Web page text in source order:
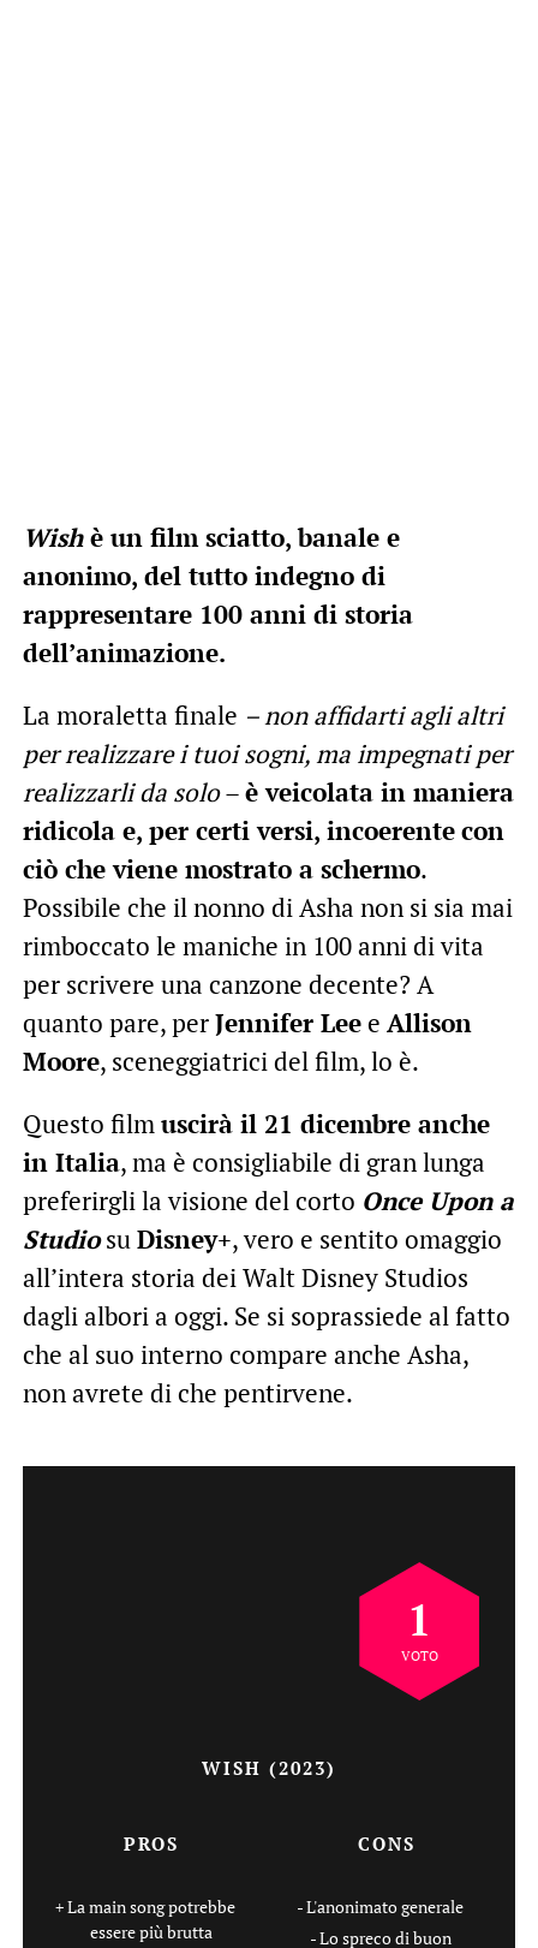
Wishè un film sciatto, banale e
anonimo, del tutto indegno di
rappresentare 100 anni di storia
dell’animazione.
La moraletta finale – non affidarti agli altri
per realizzare i tuoi sogni, ma impegnati per
realizzarli da solo–è veicolata in maniera
ridicola e, per certi versi, incoerentecon
ciò che viene mostrato a schermo.
Possibile che il nonno di Asha non si sia mai
rimboccato le maniche in 100 anni di vita
per scrivere una canzone decente? A
quanto pare, perJennifer Leee Allison
Moore, sceneggiatrici del film, lo è.
Questo filmuscirà il 21 dicembre anche
in Italia, ma è consigliabile di gran lunga
preferirgli la visione del corto Once Upon a
StudiosuDisney+, vero e sentito omaggio
all’intera storia dei Walt Disney Studios
dagli albori a oggi. Se si soprassiede al fatto
che al suo interno compare anche Asha,
non avrete di che pentirvene.
WISH (2023)
PROS
La main song potrebbe
essere più brutta
CONS
L'anonimato generale
Lo spreco di buon
1
VOTO